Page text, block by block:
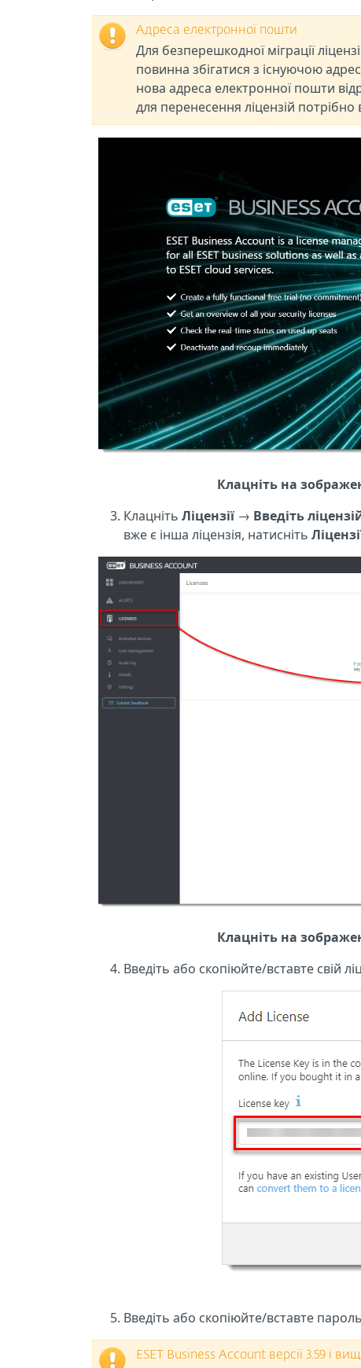
Адреса електронної пошти
Для безперешкодної міграції
повинна збігатися з існуючою
нова адреса електронної пошти
для перенесення ліцензій потрібно
Клацніть на
Клацніть Ліцензії → Введіть
вже є інша ліцензія, натисніть
Клацніть на
Введіть або скопіюйте/вставте свій
Введіть або скопіюйте/вставте
ESET Business Account версії 3.59 і